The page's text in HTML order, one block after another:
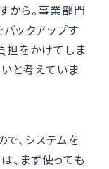
から。事業部門
ックアップす
担をかけてしま
と考えていま
、システムを
、まず使っても